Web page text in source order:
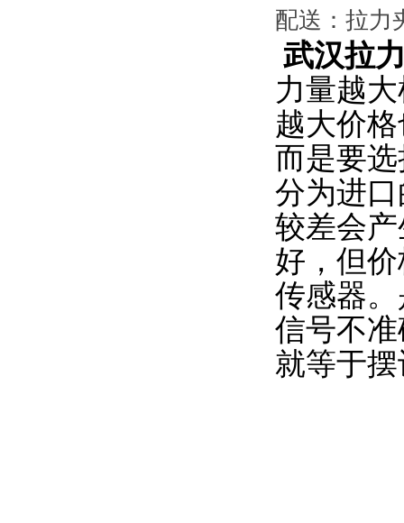
配送：拉力
武汉拉
力量越
越大价
而是要
分为进
较差会
好，但
传感器
信号不
就等于